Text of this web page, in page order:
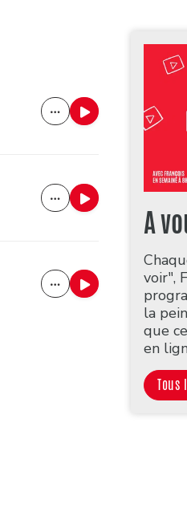
A
voir",
la
que
en
Tous